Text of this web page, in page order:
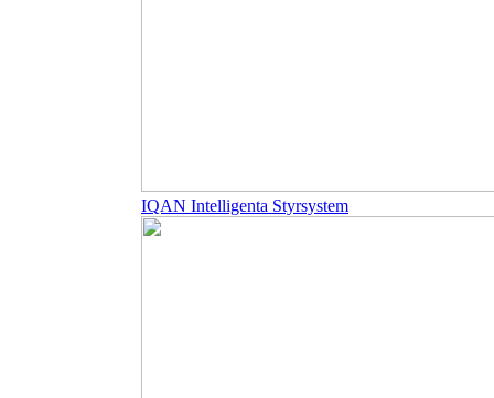
IQAN Intelligenta Styrsystem